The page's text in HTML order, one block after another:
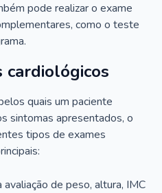
pode realizar o exame
como o teste
cardiológicos
quais um paciente
sintomas apresentados, o
tipos de exames
avaliação de peso, altura, IMC